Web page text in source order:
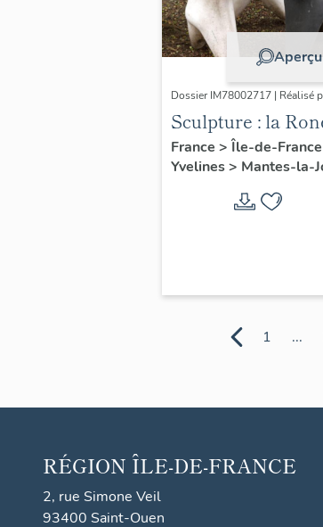
Aperçu
Dossier IM78002717 | Réalisé
Sculpture : la
France > Île-de-France
Yvelines> Mantes-la-
1 ...
RÉGION ÎLE-DE-FRANCE
2, rue Simone Veil
93400 Saint-Ouen